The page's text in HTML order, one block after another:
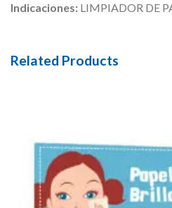
Indicaciones: LIMPIADOR DE
Related Products